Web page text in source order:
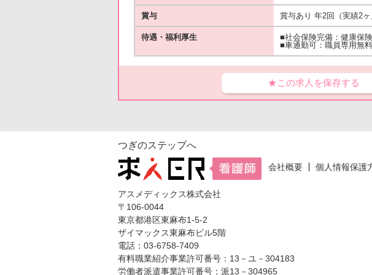
賞与 賞与あり 年2回（実績2ヶ
待遇・福利厚生
■社会保険完備：健康保
■車通勤可：職員専用無
★この求人を保存する
つぎのステップへ
会社概要 個人情報保護
アスメディックス株式会社
〒106-0044
東京都港区東麻布1-5-2
ザイマックス東麻布ビル5階
電話：03-6758-7409
有料職業紹介事業許可番号：13－ユ－304183
労働者派遣事業許可番号：派13－304965